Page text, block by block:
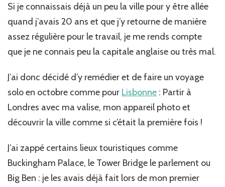
à
Londres
pour
un
week
4
jours
Si je connaissais déjà un peu la ville pour y être allée
quand j’avais 20 ans et que j’y retourne de manière
assez régulière pour le travail, je me rends compte
que je ne connais peu la capitale anglaise ou très mal.
J’ai donc décidé d’y remédier et de faire un voyage
solo en octobre comme pour Lisbonne : Partir à
Londres avec ma valise, mon appareil photo et
découvrir la ville comme si c’était la première fois !
J’ai zappé certains lieux touristiques comme
Buckingham Palace, le Tower Bridge le parlement ou
Big Ben : je les avais déjà fait lors de mon premier